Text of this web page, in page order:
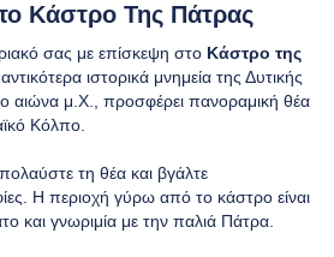
Κάστρο Της Πάτρας
σας με επίσκεψη στο Κάστρο της
ιστορικά μνημεία της Δυτικής
αιώνα μ.Χ., προσφέρει πανοραμική θέα
Κόλπο.
τη θέα και βγάλτε
Η περιοχή γύρω από το κάστρο είναι
και γνωριμία με την παλιά Πάτρα.